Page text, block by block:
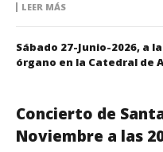
LEER MÁS
Sábado 27-Junio-2026, a
órgano en la Catedral de
Concierto de
Noviembre a las